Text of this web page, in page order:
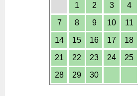
1 2 3 4
7 8 9 10 11
14 15 16 17 18
21 22 23 24 25
28 29 30